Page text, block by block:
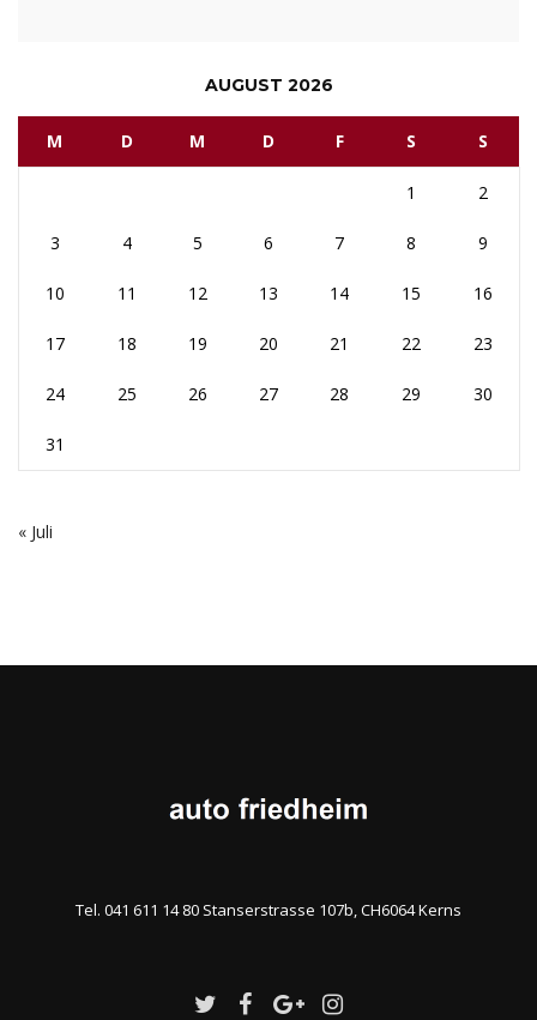
AUGUST 2026
M D M D F S S
1 2
3 4 5 6 7 8 9
10 11 12 13 14 15 16
17 18 19 20 21 22 23
24 25 26 27 28 29 30
31
« Juli
Tel. 041 611 14 80 Stanserstrasse 107b, CH6064 Kerns